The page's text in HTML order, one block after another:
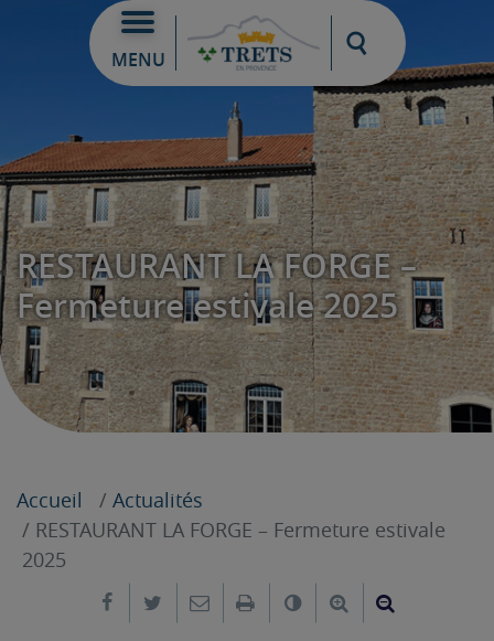
MENU
Moteur de
RESTAURANT LA FORGE –
Fermeture estivale 2025
Accueil
Actualités
RESTAURANT LA FORGE – Fermeture estivale
2025
Partager sur Facebook
Partager sur Twitter
Envoyer par e-mail
ImprimerChanger leAgrandir le